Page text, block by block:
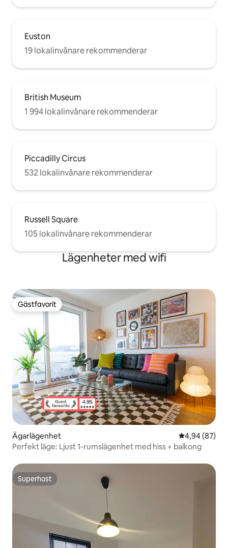
Euston
19 lokalinvånare rekommenderar
British Museum
1 994 lokalinvånare rekommenderar
Piccadilly Circus
532 lokalinvånare rekommenderar
Russell Square
105 lokalinvånare rekommenderar
Lägenheter med wifi
Gästfavorit
Gästfavorit
Ägarlägenhet 4,94 av 5 i
4,94 (87)
Perfekt läge: Ljust 1-rumslägenhet med hiss + balkong
Superhost
Superhost